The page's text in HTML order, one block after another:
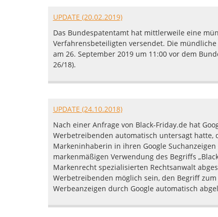
UPDATE (20.02.2019)
Das Bundespatentamt hat mittlerweile eine
Verfahrensbeteiligten versendet. Die mündliche
am 26. September 2019 um 11:00 vor dem
26/18).
UPDATE (24.10.2018)
Nach einer Anfrage von Black-Friday.de hat
Werbetreibenden automatisch untersagt hatte,
Markeninhaberin in ihren Google
markenmäßigen Verwendung des Begriffs
Markenrecht spezialisierten Rechtsanwalt
Werbetreibenden möglich sein, den Begriff
Werbeanzeigen durch Google automatisch